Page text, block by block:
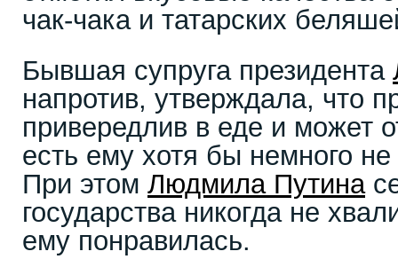
чак-чака и татарских
Бывшая супруга президента
напротив, утверждала, что
привередлив в еде и может
есть ему хотя бы немного
При этом Людмила Путина
государства никогда не
ему понравилась.